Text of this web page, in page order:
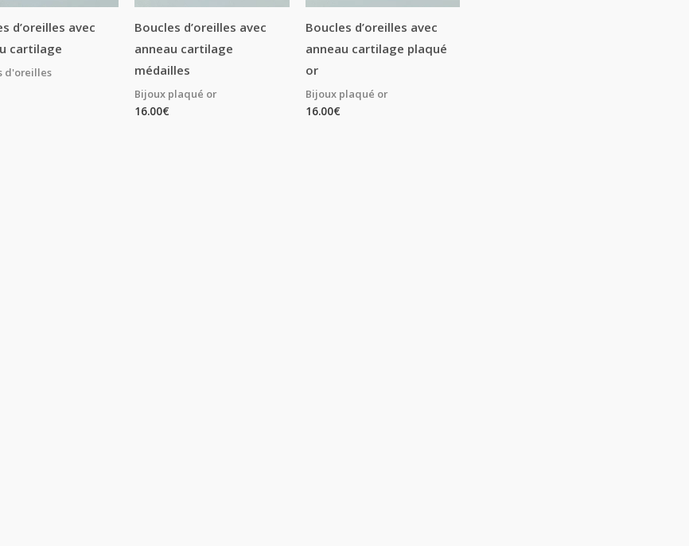
d’oreilles avec
cartilage
d'oreilles
Boucles d’oreilles avec
anneau cartilage
médailles
Bijoux plaqué or
16.00€
Boucles d’oreilles avec
anneau cartilage plaqué
or
Bijoux plaqué or
16.00€